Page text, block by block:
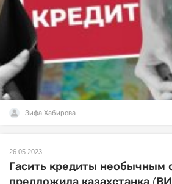
Зифа Хабирова
26.05.2023
Гасить кредиты необычным